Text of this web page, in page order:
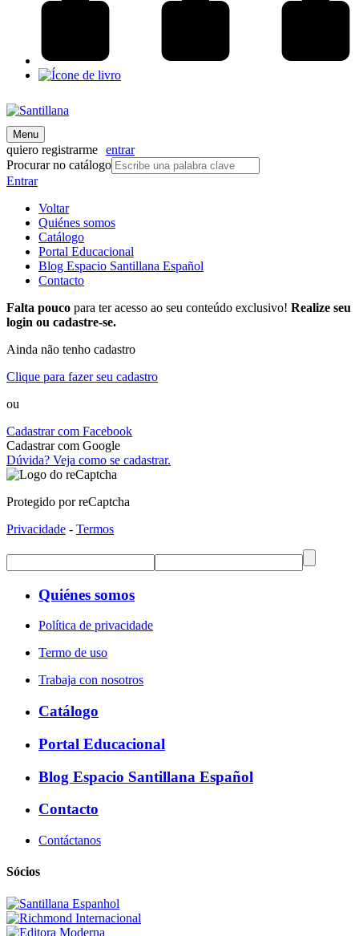
Menu
quiero registrarme entrar
Procurar no catálogo
Entrar
Voltar
Quiénes somos
Catálogo
Portal Educacional
Blog Espacio Santillana Español
Contacto
Falta pouco para ter acesso ao seu conteúdo exclusivo! Realize seu
login ou cadastre-se.
Ainda não tenho cadastro
Clique para fazer seu cadastro
ou
Cadastrar com Facebook
Cadastrar com Google
Dúvida? Veja como se cadastrar.
Protegido por reCaptcha
Privacidade - Termos
Quiénes somos
Política de privacidade
Termo de uso
Trabaja con nosotros
Catálogo
Portal Educacional
Blog Espacio Santillana Español
Contacto
Contáctanos
Sócios